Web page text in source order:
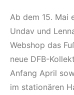
Ab dem 15. Mai
Undav und
Webshop das
neue DFB-
Anfang April
im stationären